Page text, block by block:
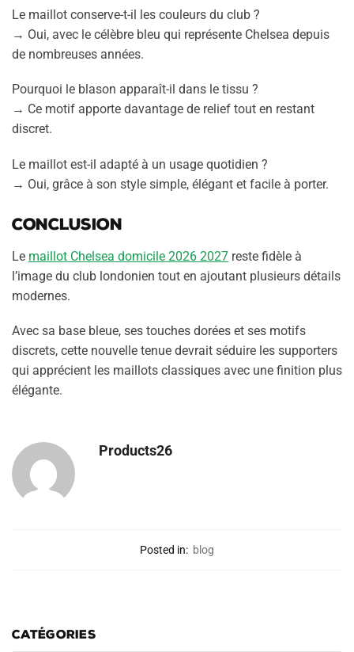
Le maillot conserve-t-il les couleurs du club ?
→ Oui, avec le célèbre bleu qui représente Chelsea depuis
de nombreuses années.
Pourquoi le blason apparaît-il dans le tissu ?
→ Ce motif apporte davantage de relief tout en restant
discret.
Le maillot est-il adapté à un usage quotidien ?
→ Oui, grâce à son style simple, élégant et facile à porter.
Conclusion
Le maillot Chelsea domicile 2026 2027 reste fidèle à
l’image du club londonien tout en ajoutant plusieurs détails
modernes.
Avec sa base bleue, ses touches dorées et ses motifs
discrets, cette nouvelle tenue devrait séduire les supporters
qui apprécient les maillots classiques avec une finition plus
élégante.
Products26
Posted in: blog
CATÉGORIES